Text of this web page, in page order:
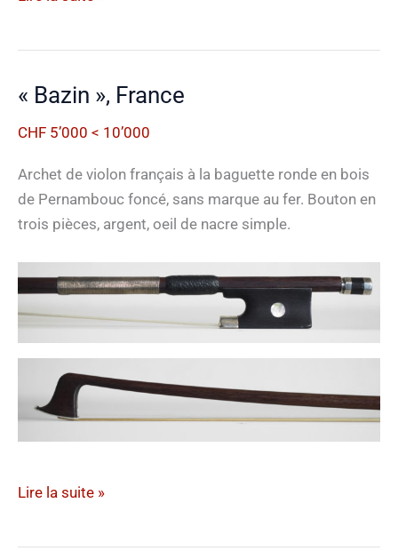
« Bazin », France
CHF 5’000 < 10’000
Archet de violon français à la baguette ronde en bois
de Pernambouc foncé, sans marque au fer. Bouton en
trois pièces, argent, oeil de nacre simple.
« Bazin »,
Lire la suite »